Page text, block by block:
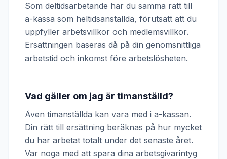
Som deltidsarbetande har du samma rätt till
a-kassa som heltidsanställda, förutsatt att du
uppfyller arbetsvillkor och medlemsvillkor.
Ersättningen baseras då på din genomsnittliga
arbetstid och inkomst före arbetslösheten.
Vad gäller om jag är timanställd?
Även timanställda kan vara med i a-kassan.
Din rätt till ersättning beräknas på hur mycket
du har arbetat totalt under det senaste året.
Var noga med att spara dina arbetsgivarintyg